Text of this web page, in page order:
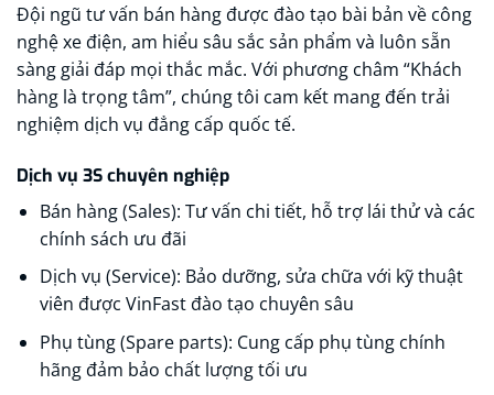
Đội ngũ tư vấn bán hàng được đào tạo bài bản về công
nghệ xe điện, am hiểu sâu sắc sản phẩm và luôn sẵn
sàng giải đáp mọi thắc mắc. Với phương châm “Khách
hàng là trọng tâm”, chúng tôi cam kết mang đến trải
nghiệm dịch vụ đẳng cấp quốc tế.​
Dịch vụ 3S chuyên nghiệp
Bán hàng (Sales): Tư vấn chi tiết, hỗ trợ lái thử và các
chính sách ưu đãi
Dịch vụ (Service): Bảo dưỡng, sửa chữa với kỹ thuật
viên được VinFast đào tạo chuyên sâu
Phụ tùng (Spare parts): Cung cấp phụ tùng chính
hãng đảm bảo chất lượng tối ưu